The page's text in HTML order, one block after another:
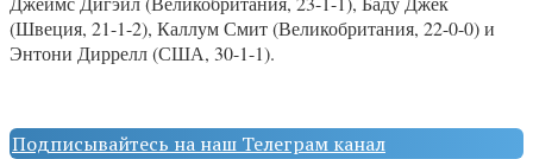
(Швеция, 21-1-2), Каллум Смит (Великобритания, 22-0-0) и
Энтони Диррелл (США, 30-1-1).
Подписывайтесь на наш Телеграм канал